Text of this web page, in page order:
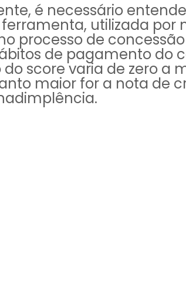
é necessário
ferramenta, utilizada por
processo de
de pagamento do
score varia de zero a
maior for a nota de